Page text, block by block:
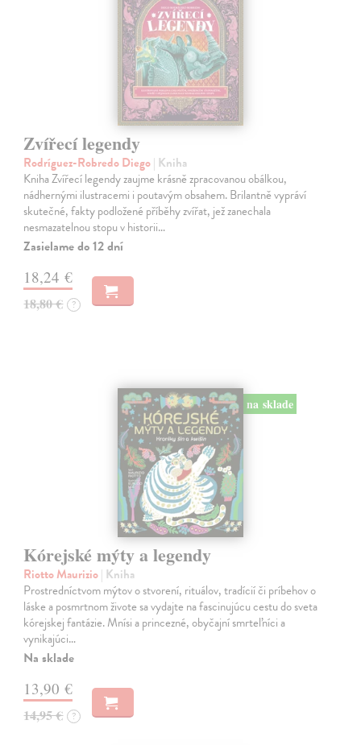
Zvířecí legendy
Rodríguez-Robredo Diego| Kniha
Kniha Zvířecí legendy zaujme krásně zpracovanou obálkou,
nádhernými ilustracemi i poutavým obsahem. Brilantně vypráví
skutečné, fakty podložené příběhy zvířat, jež zanechala
nesmazatelnou stopu v historii…
Zasielame do 12 dní
18,24 €
18,80 € ?
na sklade
Kórejské mýty a legendy
Riotto Maurizio| Kniha
Prostredníctvom mýtov o stvorení, rituálov, tradícií či príbehov o
láske a posmrtnom živote sa vydajte na fascinujúcu cestu do sveta
kórejskej fantázie. Mnísi a princezné, obyčajní smrteľníci a
vynikajúci…
Na sklade
13,90 €
14,95 € ?